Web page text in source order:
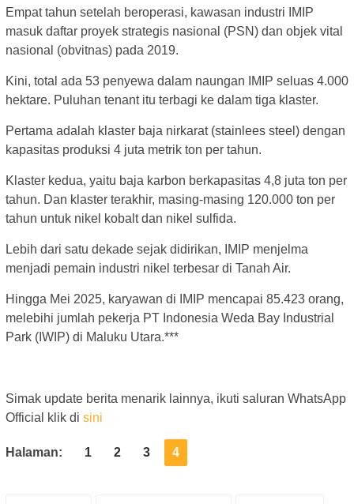
Empat tahun setelah beroperasi, kawasan industri IMIP
masuk daftar proyek strategis nasional (PSN) dan objek vital
nasional (obvitnas) pada 2019.
Kini, total ada 53 penyewa dalam naungan IMIP seluas 4.000
hektare. Puluhan tenant itu terbagi ke dalam tiga klaster.
Pertama adalah klaster baja nirkarat (stainlees steel) dengan
kapasitas produksi 4 juta metrik ton per tahun.
Klaster kedua, yaitu baja karbon berkapasitas 4,8 juta ton per
tahun. Dan klaster terakhir, masing-masing 120.000 ton per
tahun untuk nikel kobalt dan nikel sulfida.
Lebih dari satu dekade sejak didirikan, IMIP menjelma
menjadi pemain industri nikel terbesar di Tanah Air.
Hingga Mei 2025, karyawan di IMIP mencapai 85.423 orang,
melebihi jumlah pekerja PT Indonesia Weda Bay Industrial
Park (IWIP) di Maluku Utara.***
Simak update berita menarik lainnya, ikuti saluran WhatsApp
Official klik di sini
Halaman: 1 2 3 4